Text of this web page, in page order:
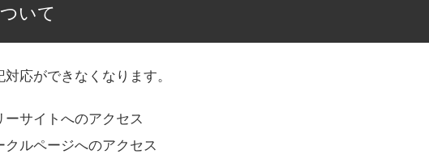
いて
応ができなくなります。
ーサイトへのアクセス
クルページへのアクセス